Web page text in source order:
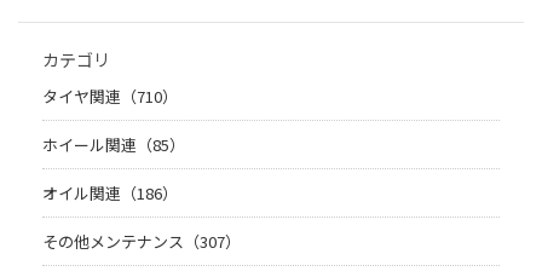
カテゴリ
タイヤ関連（710）
ホイール関連（85）
オイル関連（186）
その他メンテナンス（307）